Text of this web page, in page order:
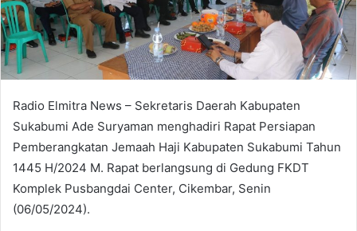
Radio Elmitra News – Sekretaris Daerah Kabupaten
Sukabumi Ade Suryaman menghadiri Rapat Persiapan
Pemberangkatan Jemaah Haji Kabupaten Sukabumi Tahun
1445 H/2024 M. Rapat berlangsung di Gedung FKDT
Komplek Pusbangdai Center, Cikembar, Senin
(06/05/2024).